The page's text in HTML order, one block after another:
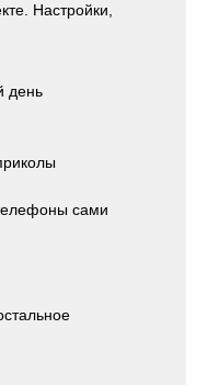
Настройки,
день
сами